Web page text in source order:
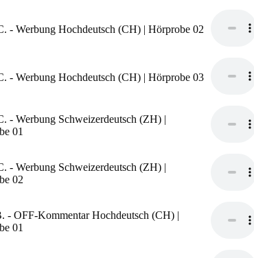
- Werbung Hochdeutsch (CH) | Hörprobe 02
- Werbung Hochdeutsch (CH) | Hörprobe 03
- Werbung Schweizerdeutsch (ZH) |
01
- Werbung Schweizerdeutsch (ZH) |
02
- OFF-Kommentar Hochdeutsch (CH) |
01